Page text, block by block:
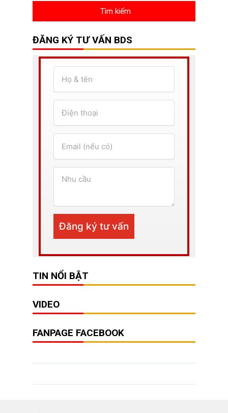
ĐĂNG KÝ TƯ VẤN BDS
TIN NỔI BẬT
VIDEO
FANPAGE FACEBOOK